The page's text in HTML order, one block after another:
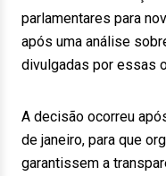
parlamentares para
após uma análise
divulgadas por essas
A decisão ocorreu
de janeiro, para que
garantissem a